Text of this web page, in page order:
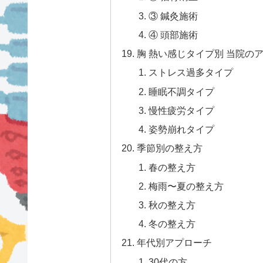
③ 鍼灸施術
④ 頭部施術
胸 熱い感じタイプ別 当院の
ストレス過多タイプ
睡眠不調タイプ
慢性疲労タイプ
姿勢崩れタイプ
季節別の整え方
春の整え方
梅雨〜夏の整え方
秋の整え方
冬の整え方
年代別アプローチ